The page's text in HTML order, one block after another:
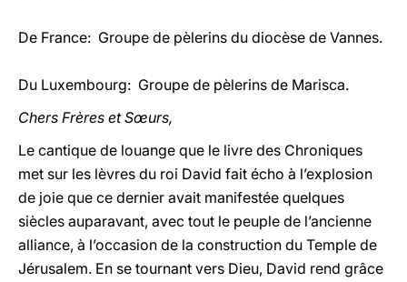
De France: Groupe de pèlerins du diocèse de Vannes.
Du Luxembourg: Groupe de pèlerins de Marisca.
Chers Frères et Sœurs,
Le cantique de louange que le livre des Chroniques
met sur les lèvres du roi David fait écho à l’explosion
de joie que ce dernier avait manifestée quelques
siècles auparavant, avec tout le peuple de l’ancienne
alliance, à l’occasion de la construction du Temple de
Jérusalem. En se tournant vers Dieu, David rend grâce